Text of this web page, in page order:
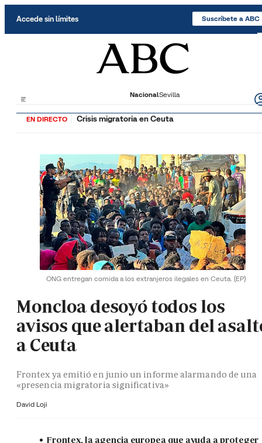
Accede sin límites Suscríbete a ABC
NacionalSevilla
EN DIRECTO Crisis migratoria en Ceuta
ONG entregan comida a los extranjeros ilegales en Ceuta. (EP)
Moncloa desoyó todos los
avisos que alertaban del
a Ceuta
Frontex ya emitió en junio un informe alarmando de una
«presencia migratoria significativa»
David Loji
Frontex, la agencia europea que ayuda a proteger